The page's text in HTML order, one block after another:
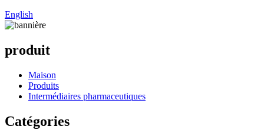
English
produit
Maison
Produits
Intermédiaires pharmaceutiques
Catégories